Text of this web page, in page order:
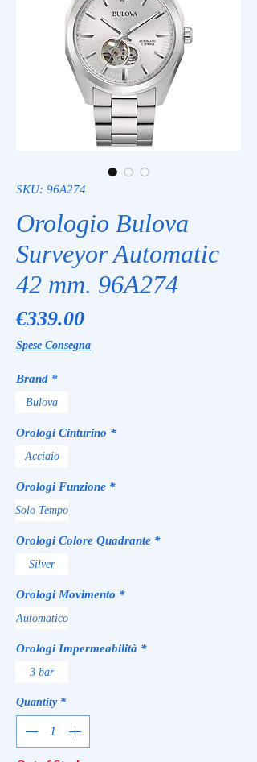
SKU: 96A274
Orologio Bulova
Surveyor Automatic
42 mm. 96A274
€339.00Price
Spese Consegna
Brand *
Bulova
Orologi Cinturino *
Acciaio
Orologi Funzione *
Solo Tempo
Orologi Colore Quadrante *
Silver
Orologi Movimento *
Automatico
Orologi Impermeabilità *
3 bar
Quantity *